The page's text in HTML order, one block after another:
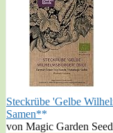
Steckrübe 'Gelbe
Samen*
von Magic Garden